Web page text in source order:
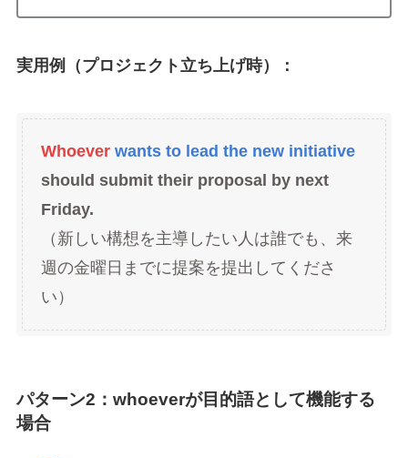
実用例（プロジェクト立ち上げ時）：
Whoever wants to lead the new initiative
should submit their proposal by next
Friday.
（新しい構想を主導したい人は誰でも、来
週の金曜日までに提案を提出してくださ
い）
パターン2：whoeverが目的語として機能する
場合